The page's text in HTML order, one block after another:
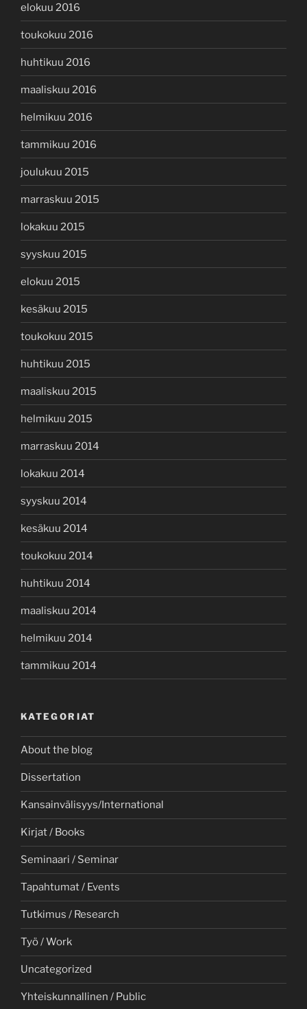
elokuu 2016
toukokuu 2016
huhtikuu 2016
maaliskuu 2016
helmikuu 2016
tammikuu 2016
joulukuu 2015
marraskuu 2015
lokakuu 2015
syyskuu 2015
elokuu 2015
kesäkuu 2015
toukokuu 2015
huhtikuu 2015
maaliskuu 2015
helmikuu 2015
marraskuu 2014
lokakuu 2014
syyskuu 2014
kesäkuu 2014
toukokuu 2014
huhtikuu 2014
maaliskuu 2014
helmikuu 2014
tammikuu 2014
KATEGORIAT
About the blog
Dissertation
Kansainvälisyys/International
Kirjat / Books
Seminaari / Seminar
Tapahtumat / Events
Tutkimus / Research
Työ / Work
Uncategorized
Yhteiskunnallinen / Public